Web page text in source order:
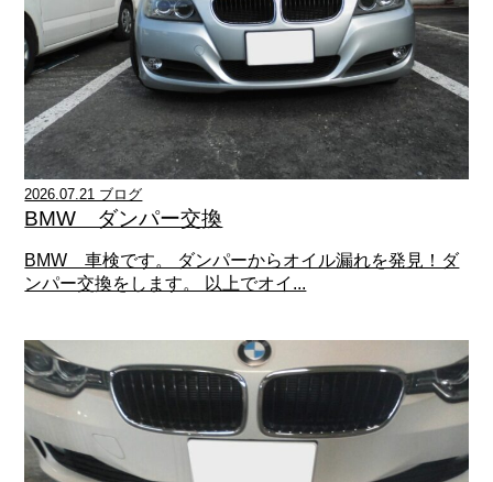
2026.07.21 ブログ
BMW ダンパー交換
BMW 車検です。 ダンパーからオイル漏れを発見！ダ
ンパー交換をします。 以上でオイ...